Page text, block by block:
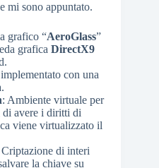
mi sono appuntato.
grafico “AeroGlass”
grafica DirectX9
con una
: Ambiente virtuale per
di avere i diritti di
viene virtualizzato il
Criptazione di interi
la chiave su